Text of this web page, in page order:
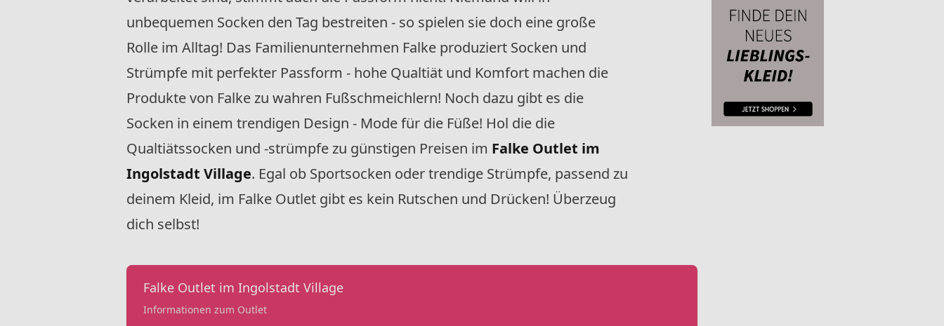
unbequemen Socken den Tag bestreiten - so spielen sie doch eine große
Rolle im Alltag! Das Familienunternehmen Falke produziert Socken und
Strümpfe mit perfekter Passform - hohe Qualtiät und Komfort machen die
Produkte von Falke zu wahren Fußschmeichlern! Noch dazu gibt es die
Socken in einem trendigen Design - Mode für die Füße! Hol die die
Qualtiätssocken und -strümpfe zu günstigen Preisen im Falke Outlet im
Ingolstadt Village. Egal ob Sportsocken oder trendige Strümpfe, passend zu
deinem Kleid, im Falke Outlet gibt es kein Rutschen und Drücken! Überzeug
dich selbst!
Falke Outlet im Ingolstadt Village
Informationen zum Outlet